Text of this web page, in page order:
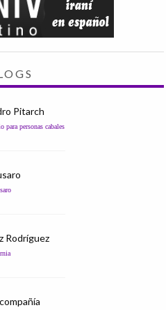
Pitarch
para personas cabales
Rodríguez